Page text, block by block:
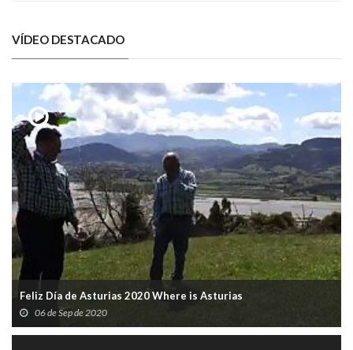
VÍDEO DESTACADO
Feliz Día de Asturias 2020 Where is Asturias
06 de Sep de 2020